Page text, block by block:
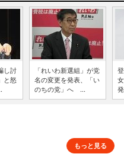
し討
と怒
「れいわ新選組」が党
名の変更を発表、「い
のちの党」へ ...
もっと見る